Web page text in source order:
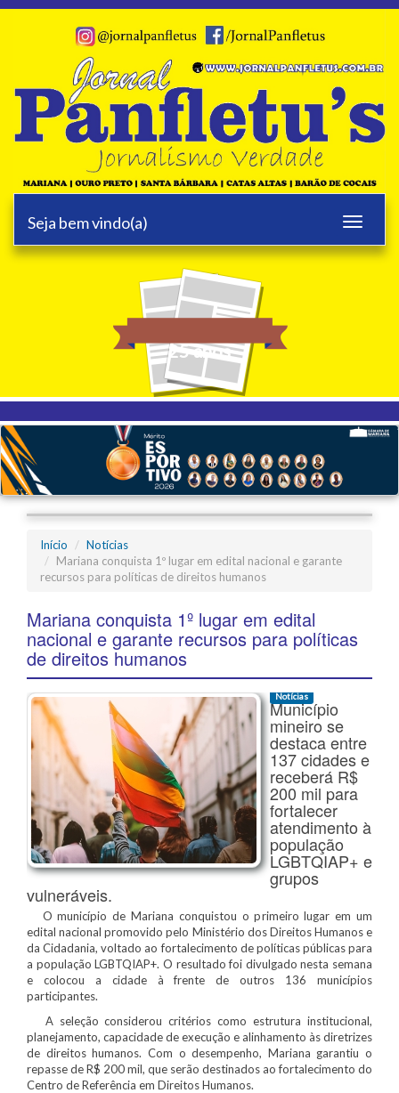
Toggle
Seja bem vindo(a)
25 anos
Início
Notícias
Mariana conquista 1º lugar em edital nacional e garante
recursos para políticas de direitos humanos
Mariana conquista 1º lugar em edital
nacional e garante recursos para políticas
de direitos humanos
Notícias
Município
mineiro se
destaca entre
137 cidades e
receberá R$
200 mil para
fortalecer
atendimento à
população
LGBTQIAP+ e
grupos
vulneráveis.
O município de Mariana conquistou o primeiro lugar em um
edital nacional promovido pelo Ministério dos Direitos Humanos e
da Cidadania, voltado ao fortalecimento de políticas públicas para
a população LGBTQIAP+. O resultado foi divulgado nesta semana
e colocou a cidade à frente de outros 136 municípios
participantes.
A seleção considerou critérios como estrutura institucional,
planejamento, capacidade de execução e alinhamento às diretrizes
de direitos humanos. Com o desempenho, Mariana garantiu o
repasse de R$ 200 mil, que serão destinados ao fortalecimento do
Centro de Referência em Direitos Humanos.